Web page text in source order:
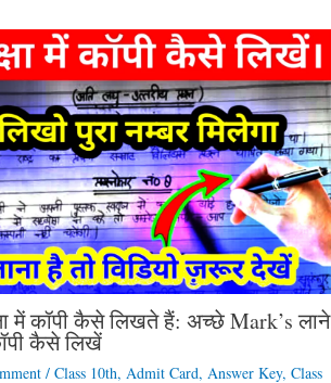
में कॉपी कैसे लिखते हैं: अच्छे Mark’s लाने
कैसे लिखें
/ Class 10th, Admit Card, Answer Key, Class